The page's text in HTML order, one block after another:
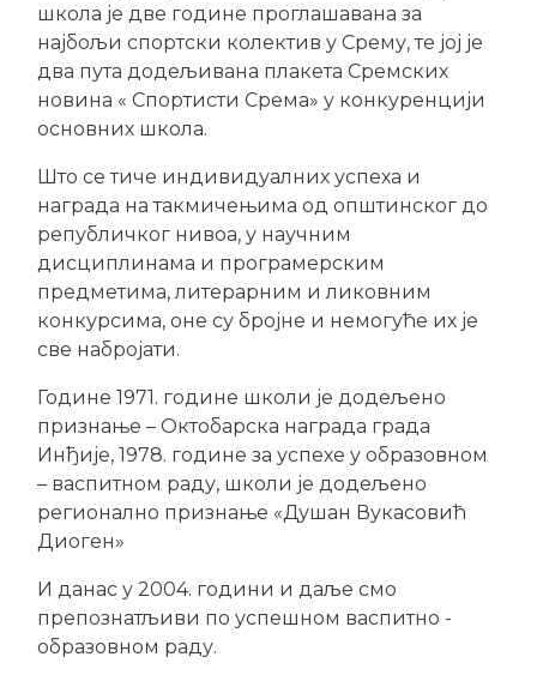
школа је две године проглашавана за
најбољи спортски колектив у Срему, те јој је
два пута додељивана плакета Сремских
новина « Спортисти Срема» у конкуренцији
основних школа.
Што се тиче индивидуалних успеха и
награда на такмичењима од општинског до
републичког нивоа, у научним
дисциплинама и програмерским
предметима, литерарним и ликовним
конкурсима, оне су бројне и немогуће их је
све набројати.
Године 1971. године школи је додељено
признање – Октобарска награда града
Инђије, 1978. године за успехе у образовном
– васпитном раду, школи је додељено
регионално признање «Душан Вукасовић
Диоген»
И данас у 2004. години и даље смо
препознатљиви по успешном васпитно -
образовном раду.